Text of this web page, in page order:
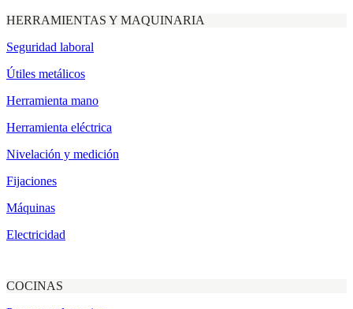
HERRAMIENTAS Y MAQUINARIA
Seguridad laboral
Útiles metálicos
Herramienta mano
Herramienta eléctrica
Nivelación y medición
Fijaciones
Máquinas
Electricidad
COCINAS